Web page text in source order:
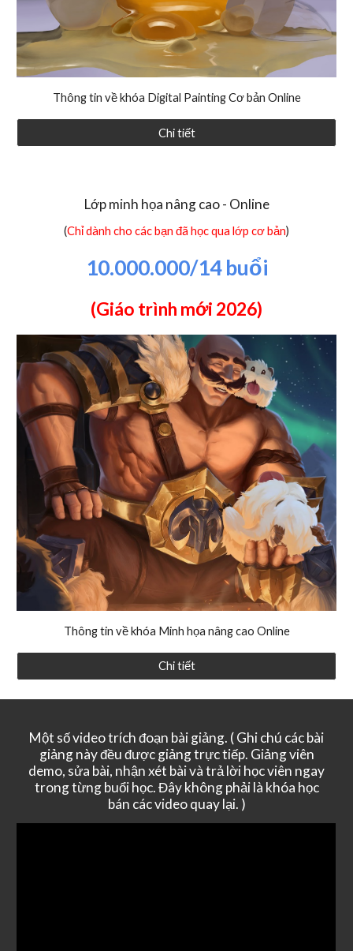
Thông tin về khóa Digital Painting Cơ bản Online
Chi tiết
Lớp minh họa nâng cao - Online
(Chỉ dành cho các bạn đã học qua lớp cơ bản)
10.000.000/14 buổi
(Giáo trình mới 2026)
Thông tin về khóa Minh họa nâng cao Online
Chi tiết
Một số video trích đoạn bài giảng. ( Ghi chú các bài
giảng này đều được giảng trực tiếp. Giảng viên
demo, sửa bài, nhận xét bài và trả lời học viên ngay
trong từng buổi học. Đây không phải là khóa học
bán các video quay lại. )